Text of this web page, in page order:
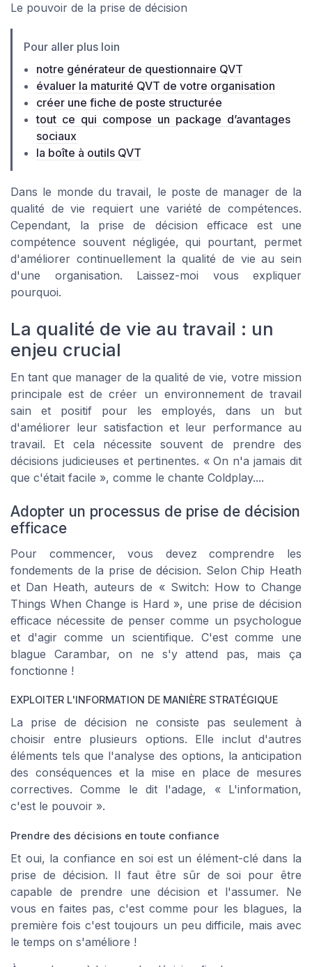
Le pouvoir de la prise de décision
Pour aller plus loin
notre générateur de questionnaire QVT
évaluer la maturité QVT de votre organisation
créer une fiche de poste structurée
tout ce qui compose un package d’avantages
sociaux
la boîte à outils QVT
Dans le monde du travail, le poste de manager de la
qualité de vie requiert une variété de compétences.
Cependant, la prise de décision efficace est une
compétence souvent négligée, qui pourtant, permet
d'améliorer continuellement la qualité de vie au sein
d'une organisation. Laissez-moi vous expliquer
pourquoi.
La qualité de vie au travail : un
enjeu crucial
En tant que manager de la qualité de vie, votre mission
principale est de créer un environnement de travail
sain et positif pour les employés, dans un but
d'améliorer leur satisfaction et leur performance au
travail. Et cela nécessite souvent de prendre des
décisions judicieuses et pertinentes. « On n'a jamais dit
que c'était facile », comme le chante Coldplay....
Adopter un processus de prise de décision
efficace
Pour commencer, vous devez comprendre les
fondements de la prise de décision. Selon Chip Heath
et Dan Heath, auteurs de « Switch: How to Change
Things When Change is Hard », une prise de décision
efficace nécessite de penser comme un psychologue
et d'agir comme un scientifique. C'est comme une
blague Carambar, on ne s'y attend pas, mais ça
fonctionne !
EXPLOITER L'INFORMATION DE MANIÈRE STRATÉGIQUE
La prise de décision ne consiste pas seulement à
choisir entre plusieurs options. Elle inclut d'autres
éléments tels que l'analyse des options, la anticipation
des conséquences et la mise en place de mesures
correctives. Comme le dit l'adage, « L'information,
c'est le pouvoir ».
Prendre des décisions en toute confiance
Et oui, la confiance en soi est un élément-clé dans la
prise de décision. Il faut être sûr de soi pour être
capable de prendre une décision et l'assumer. Ne
vous en faites pas, c'est comme pour les blagues, la
première fois c'est toujours un peu difficile, mais avec
le temps on s'améliore !